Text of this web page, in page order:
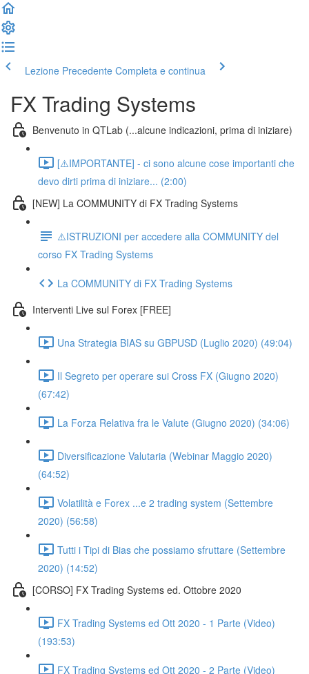
Lezione Precedente Completa e continua
FX Trading Systems
Benvenuto in QTLab (...alcune indicazioni, prima di iniziare)
[⚠️IMPORTANTE] - ci sono alcune cose importanti che
devo dirti prima di iniziare... (2:00)
[NEW] La COMMUNITY di FX Trading Systems
⚠️ISTRUZIONI per accedere alla COMMUNITY del
corso FX Trading Systems
La COMMUNITY di FX Trading Systems
Interventi Live sul Forex [FREE]
Una Strategia BIAS su GBPUSD (Luglio 2020) (49:04)
Il Segreto per operare sui Cross FX (Giugno 2020)
(67:42)
La Forza Relativa fra le Valute (Giugno 2020) (34:06)
Diversificazione Valutaria (Webinar Maggio 2020)
(64:52)
Volatilità e Forex ...e 2 trading system (Settembre
2020) (56:58)
Tutti i Tipi di Bias che possiamo sfruttare (Settembre
2020) (14:52)
[CORSO] FX Trading Systems ed. Ottobre 2020
FX Trading Systems ed Ott 2020 - 1 Parte (Video)
(193:53)
FX Trading Systems ed Ott 2020 - 2 Parte (Video)